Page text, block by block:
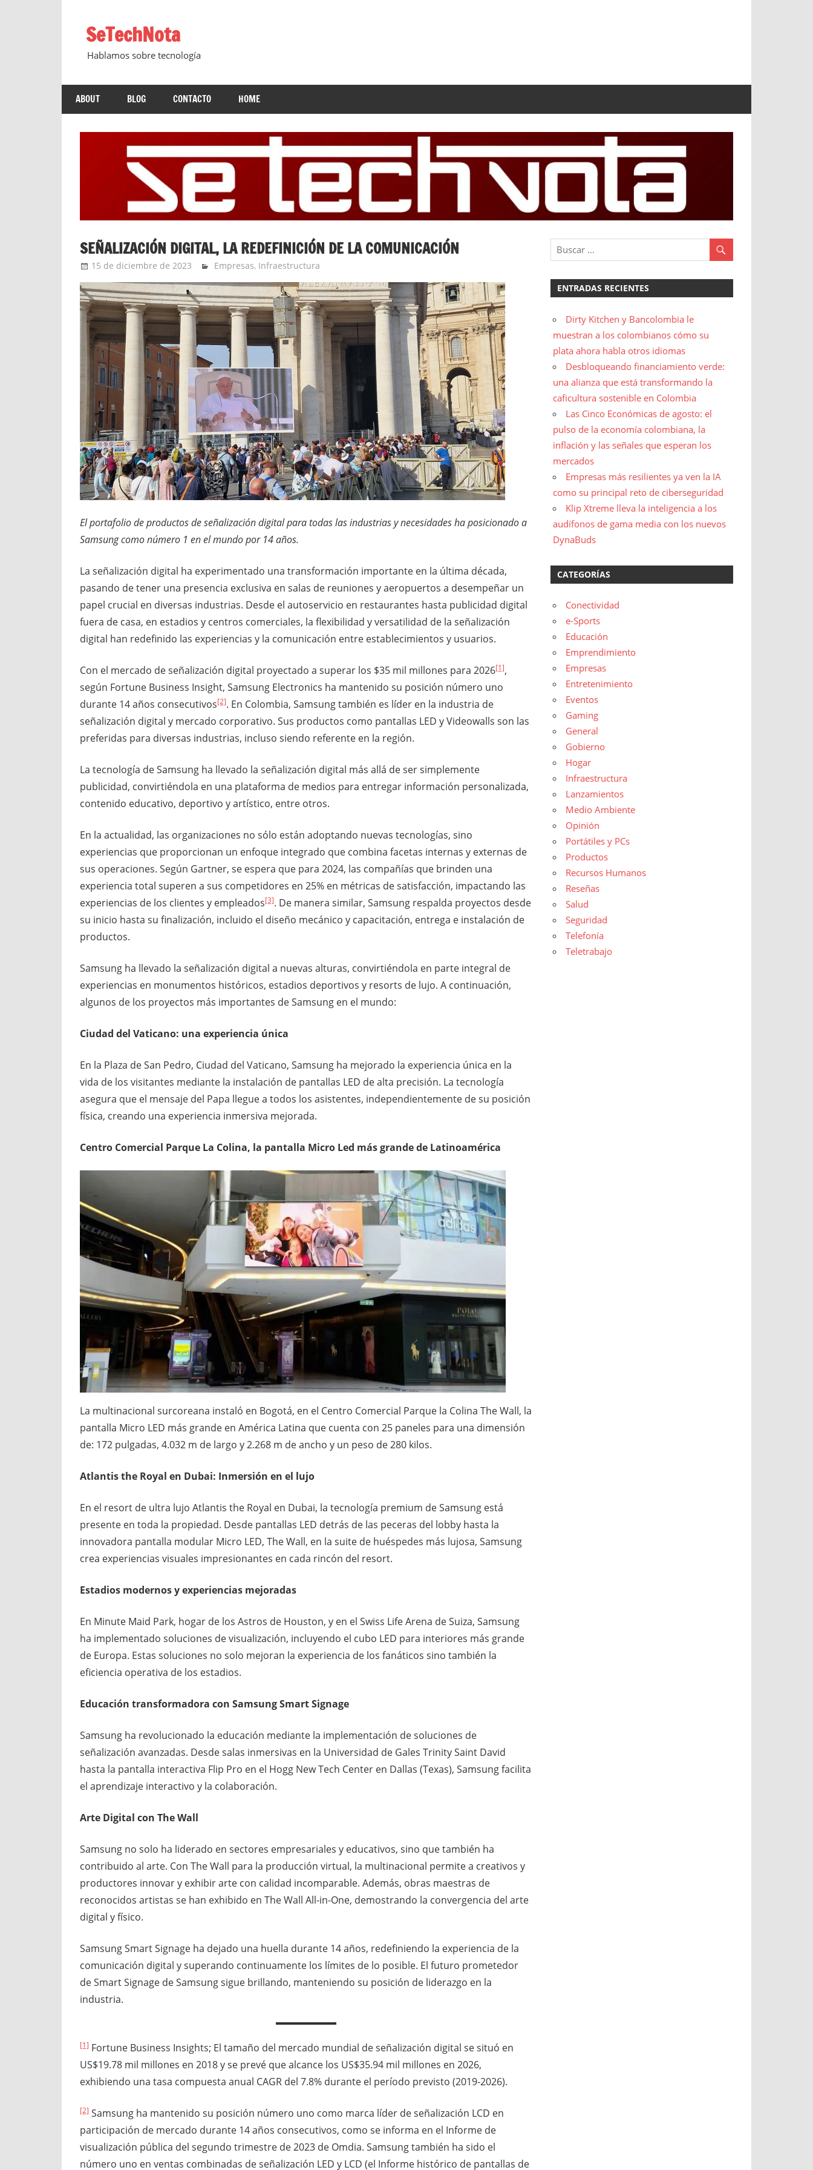
contenidoSeTechNota
Hablamos sobre tecnología
ABOUT BLOG CONTACTO HOME
SEÑALIZACIÓN DIGITAL, LA REDEFINICIÓN DE LA COMUNICACIÓN
15 de diciembre de 2023 Ernesto Herrera
Empresas, Infraestructura
El portafolio de productos de señalización digital para todas las industrias y necesidades ha posicionado a
Samsung como número 1 en el mundo por 14 años.
La señalización digital ha experimentado una transformación importante en la última década,
pasando de tener una presencia exclusiva en salas de reuniones y aeropuertos a desempeñar un
papel crucial en diversas industrias. Desde el autoservicio en restaurantes hasta publicidad digital
fuera de casa, en estadios y centros comerciales, la flexibilidad y versatilidad de la señalización
digital han redefinido las experiencias y la comunicación entre establecimientos y usuarios.
Con el mercado de señalización digital proyectado a superar los $35 mil millones para 2026[1],
según Fortune Business Insight, Samsung Electronics ha mantenido su posición número uno
durante 14 años consecutivos[2]. En Colombia, Samsung también es líder en la industria de
señalización digital y mercado corporativo. Sus productos como pantallas LED y Videowalls son las
preferidas para diversas industrias, incluso siendo referente en la región.
La tecnología de Samsung ha llevado la señalización digital más allá de ser simplemente
publicidad, convirtiéndola en una plataforma de medios para entregar información personalizada,
contenido educativo, deportivo y artístico, entre otros.
En la actualidad, las organizaciones no sólo están adoptando nuevas tecnologías, sino
experiencias que proporcionan un enfoque integrado que combina facetas internas y externas de
sus operaciones. Según Gartner, se espera que para 2024, las compañías que brinden una
experiencia total superen a sus competidores en 25% en métricas de satisfacción, impactando las
experiencias de los clientes y empleados[3]. De manera similar, Samsung respalda proyectos desde
su inicio hasta su finalización, incluido el diseño mecánico y capacitación, entrega e instalación de
productos.
Samsung ha llevado la señalización digital a nuevas alturas, convirtiéndola en parte integral de
experiencias en monumentos históricos, estadios deportivos y resorts de lujo. A continuación,
algunos de los proyectos más importantes de Samsung en el mundo:
Ciudad del Vaticano: una experiencia única
En la Plaza de San Pedro, Ciudad del Vaticano, Samsung ha mejorado la experiencia única en la
vida de los visitantes mediante la instalación de pantallas LED de alta precisión. La tecnología
asegura que el mensaje del Papa llegue a todos los asistentes, independientemente de su posición
física, creando una experiencia inmersiva mejorada.
Centro Comercial Parque La Colina, la pantalla Micro Led más grande de Latinoamérica
La multinacional surcoreana instaló en Bogotá, en el Centro Comercial Parque la Colina The Wall, la
pantalla Micro LED más grande en América Latina que cuenta con 25 paneles para una dimensión
de: 172 pulgadas, 4.032 m de largo y 2.268 m de ancho y un peso de 280 kilos.
Atlantis the Royal en Dubai: Inmersión en el lujo
En el resort de ultra lujo Atlantis the Royal en Dubai, la tecnología premium de Samsung está
presente en toda la propiedad. Desde pantallas LED detrás de las peceras del lobby hasta la
innovadora pantalla modular Micro LED, The Wall, en la suite de huéspedes más lujosa, Samsung
crea experiencias visuales impresionantes en cada rincón del resort.
Estadios modernos y experiencias mejoradas
En Minute Maid Park, hogar de los Astros de Houston, y en el Swiss Life Arena de Suiza, Samsung
ha implementado soluciones de visualización, incluyendo el cubo LED para interiores más grande
de Europa. Estas soluciones no solo mejoran la experiencia de los fanáticos sino también la
eficiencia operativa de los estadios.
Educación transformadora con Samsung Smart Signage
Samsung ha revolucionado la educación mediante la implementación de soluciones de
señalización avanzadas. Desde salas inmersivas en la Universidad de Gales Trinity Saint David
hasta la pantalla interactiva Flip Pro en el Hogg New Tech Center en Dallas (Texas), Samsung facilita
el aprendizaje interactivo y la colaboración.
Arte Digital con The Wall
Samsung no solo ha liderado en sectores empresariales y educativos, sino que también ha
contribuido al arte. Con The Wall para la producción virtual, la multinacional permite a creativos y
productores innovar y exhibir arte con calidad incomparable. Además, obras maestras de
reconocidos artistas se han exhibido en The Wall All-in-One, demostrando la convergencia del arte
digital y físico.
Samsung Smart Signage ha dejado una huella durante 14 años, redefiniendo la experiencia de la
comunicación digital y superando continuamente los límites de lo posible. El futuro prometedor
de Smart Signage de Samsung sigue brillando, manteniendo su posición de liderazgo en la
industria.
[1] Fortune Business Insights; El tamaño del mercado mundial de señalización digital se situó en
US$19.78 mil millones en 2018 y se prevé que alcance los US$35.94 mil millones en 2026,
exhibiendo una tasa compuesta anual CAGR del 7.8% durante el período previsto (2019-2026).
[2] Samsung ha mantenido su posición número uno como marca líder de señalización LCD en
participación de mercado durante 14 años consecutivos, como se informa en el Informe de
visualización pública del segundo trimestre de 2023 de Omdia. Samsung también ha sido el
número uno en ventas combinadas de señalización LED y LCD (el Informe histórico de pantallas de
ENTRADAS RECIENTES
Dirty Kitchen y Bancolombia le
muestran a los colombianos cómo su
plata ahora habla otros idiomas
Desbloqueando financiamiento verde:
una alianza que está transformando la
caficultura sostenible en Colombia
Las Cinco Económicas de agosto: el
pulso de la economía colombiana, la
inflación y las señales que esperan los
mercados
Empresas más resilientes ya ven la IA
como su principal reto de ciberseguridad
Klip Xtreme lleva la inteligencia a los
audífonos de gama media con los nuevos
DynaBuds
CATEGORÍAS
Conectividad
e-Sports
Educación
Emprendimiento
Empresas
Entretenimiento
Eventos
Gaming
General
Gobierno
Hogar
Infraestructura
Lanzamientos
Medio Ambiente
Opinión
Portátiles y PCs
Productos
Recursos Humanos
Reseñas
Salud
Seguridad
Telefonía
Teletrabajo